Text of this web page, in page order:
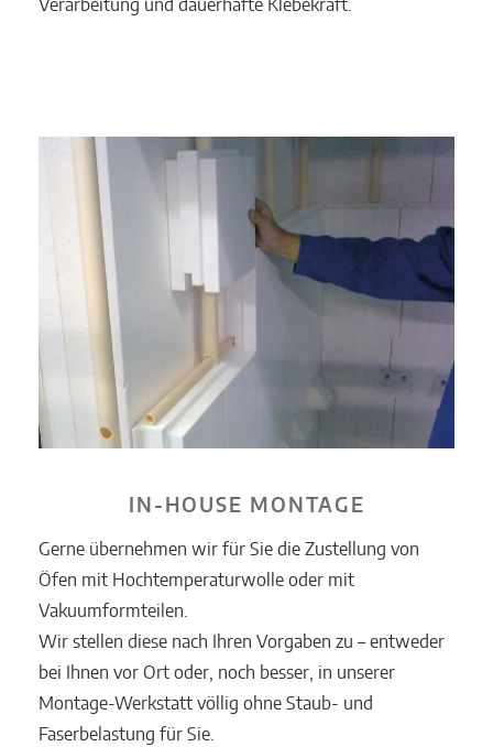
IN-HOUSE MONTAGE
Gerne übernehmen wir für Sie die Zustellung von
Öfen mit Hochtemperaturwolle oder mit
Vakuumformteilen.
Wir stellen diese nach Ihren Vorgaben zu – entweder
bei Ihnen vor Ort oder, noch besser, in unserer
Montage-Werkstatt völlig ohne Staub- und
Faserbelastung für Sie.